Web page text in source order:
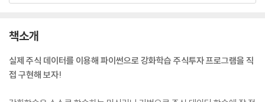
책소개
실제 주식 데이터를 이용해 파이썬으로 강화학습 주식투자 프로그램을 직
접 구현해 보자!